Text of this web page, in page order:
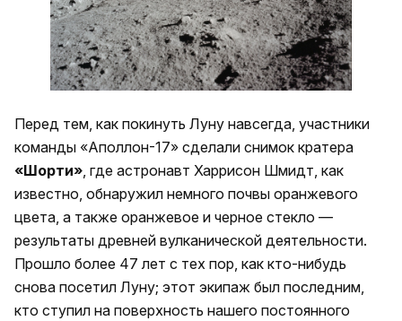
Перед тем, как покинуть Луну навсегда, участники
команды «Аполлон-17» сделали снимок кратера
«Шорти» , где астронавт Харрисон Шмидт, как
известно, обнаружил немного почвы оранжевого
цвета, а также оранжевое и черное стекло —
результаты древней вулканической деятельности.
Прошло более 47 лет с тех пор, как кто-нибудь
снова посетил Луну; этот экипаж был последним,
кто ступил на поверхность нашего постоянного